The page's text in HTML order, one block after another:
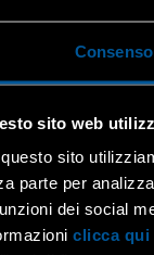
Consenso
sito web
sito
parte per
dei social
clicca qui